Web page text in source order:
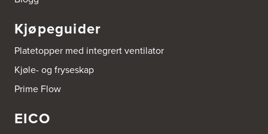
Borge butikk AS
Sundemoen Næringspark
Power Hokksund
3300 Hokksund
Tel.:32-700000
http://www.expert.no
Bravida Trondheim
Kjøpeguider
Platetopper med integrert ventilator
Kjøle- og fryseskap
Prime Flow
EICO